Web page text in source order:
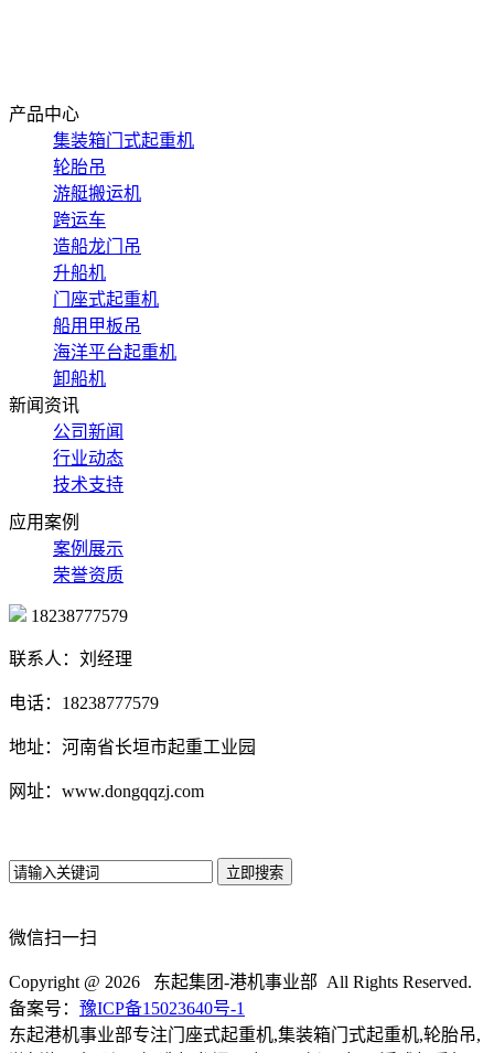
产品中心
集装箱门式起重机
轮胎吊
游艇搬运机
跨运车
造船龙门吊
升船机
门座式起重机
船用甲板吊
海洋平台起重机
卸船机
新闻资讯
公司新闻
行业动态
技术支持
应用案例
案例展示
荣誉资质
18238777579
联系人：刘经理
电话：18238777579
地址：河南省长垣市起重工业园
网址：www.dongqqzj.com
微信扫一扫
Copyright @ 2026 东起集团-港机事业部 All Rights Reserved.
备案号： 豫ICP备15023640号-1
东起港机事业部专注门座式起重机,集装箱门式起重机,轮胎吊,